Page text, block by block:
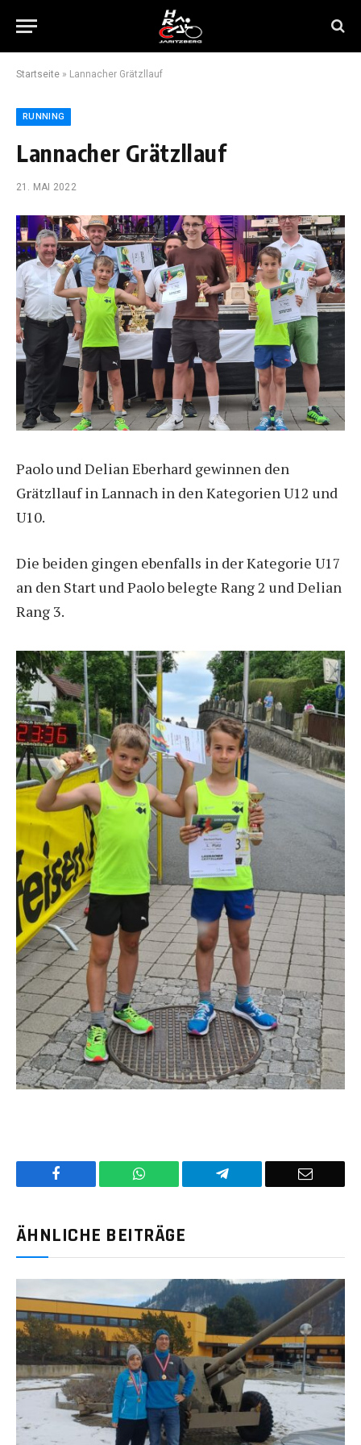
Startseite » Lannacher Grätzllauf
RUNNING
Lannacher Grätzllauf
21. MAI 2022
Paolo und Delian Eberhard gewinnen den
Grätzllauf in Lannach in den Kategorien U12 und
U10.
Die beiden gingen ebenfalls in der Kategorie U17
an den Start und Paolo belegte Rang 2 und Delian
Rang 3.
WhatsApp Telegram
E-
ÄHNLICHE BEITRÄGE